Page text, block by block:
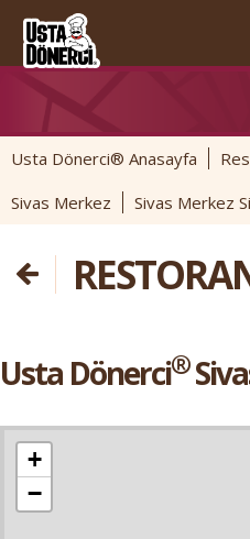
Usta Dönerci® Anasayfa
Sivas Merkez
Sivas Merkez
Usta Dönerci®
+
−